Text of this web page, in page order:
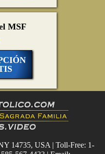
MSF
14735, USA | Toll-Free: 1-